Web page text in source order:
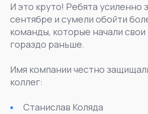
И это круто! Ребята усиленно
сентябре и сумели обойти
команды, которые начали свои
гораздо раньше.
Имя компании честно
коллег:
Станислав Коляда